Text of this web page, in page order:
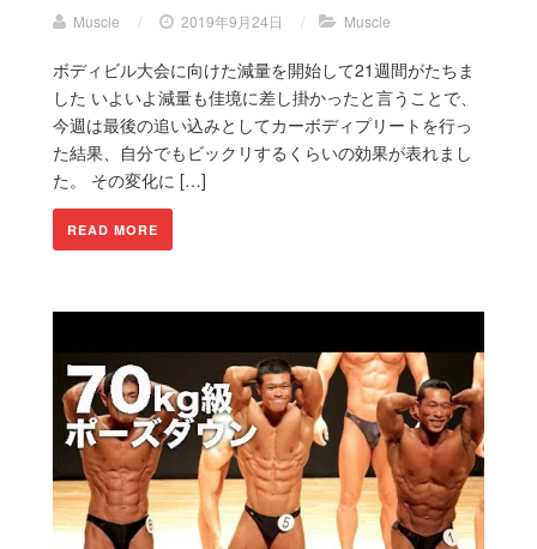
Muscle / 2019年9月24日 / Muscle
ボディビル大会に向けた減量を開始して21週間がたちま
した いよいよ減量も佳境に差し掛かったと言うことで、
今週は最後の追い込みとしてカーボディプリートを行っ
た結果、自分でもビックリするくらいの効果が表れまし
た。 その変化に […]
READ MORE